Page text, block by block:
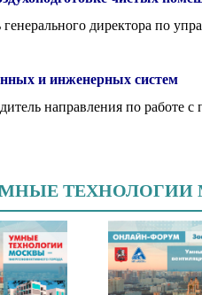
генерального директора по
и инженерных систем
направления по
УМНЫЕ